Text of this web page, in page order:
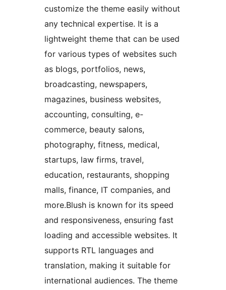
customize the theme easily without
any technical expertise. It is a
lightweight theme that can be used
for various types of websites such
as blogs, portfolios, news,
broadcasting, newspapers,
magazines, business websites,
accounting, consulting, e-
commerce, beauty salons,
photography, fitness, medical,
startups, law firms, travel,
education, restaurants, shopping
malls, finance, IT companies, and
more.Blush is known for its speed
and responsiveness, ensuring fast
loading and accessible websites. It
supports RTL languages and
translation, making it suitable for
international audiences. The theme